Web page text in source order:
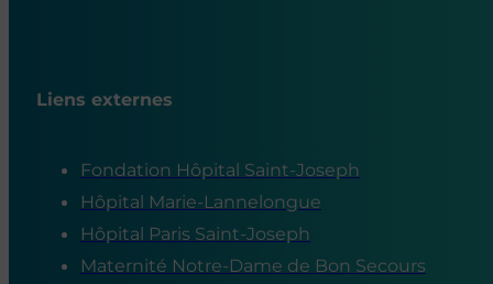
Liens externes
Fondation Hôpital Saint-Joseph
Hôpital Marie-Lannelongue
Hôpital Paris Saint-Joseph
Maternité Notre-Dame de Bon Secours